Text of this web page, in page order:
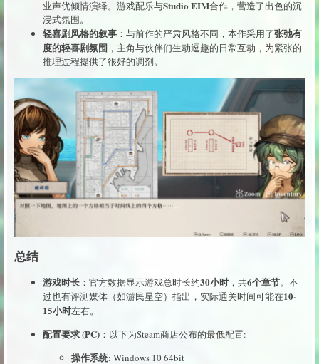
业声优倾情演绎。游戏配乐与Studio EIM合作，营造了出色的沉
浸式氛围。
轻喜剧风格的叙事 ：与前作的严肃风格不同，本作采用了张弛有
度的轻喜剧氛围 ，主角与伙伴们生动逗趣的日常互动，为紧张的
推理过程提供了很好的调剂。
总结
游戏时长 ：官方数据显示游戏总时长约30小时，共6个章节。不
过也有评测媒体（如游民星空）指出，实际通关时间可能在10-
15小时左右。
配置要求 (PC) ：以下为Steam商店公布的最低配置:
操作系统: Windows 10 64bit